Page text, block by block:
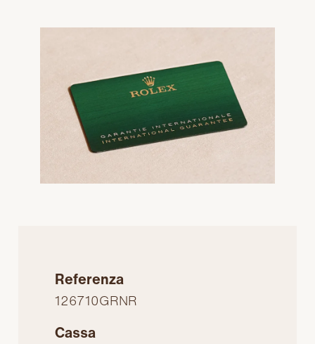
Referenza
126710GRNR
Cassa